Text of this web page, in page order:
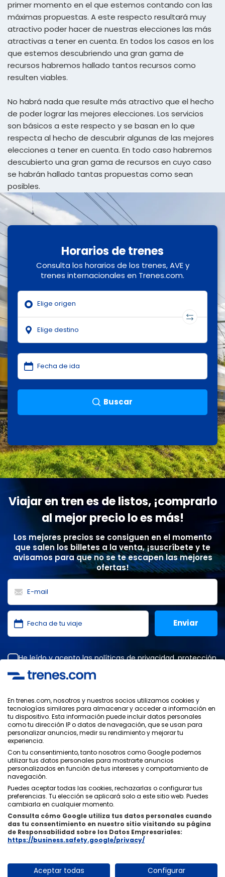
primer momento en el que estemos contando con las
máximas propuestas. A este respecto resultará muy
atractivo poder hacer de nuestras elecciones las más
atractivas a tener en cuenta. En todos los casos en los
que estemos descubriendo una gran gama de
recursos habremos hallado tantos recursos como
resulten viables.
No habrá nada que resulte más atractivo que el hecho
de poder lograr las mejores elecciones. Los servicios
son básicos a este respecto y se basan en lo que
respecta al hecho de descubrir algunas de las mejores
elecciones a tener en cuenta. En todo caso habremos
descubierto una gran gama de recursos en cuyo caso
se habrán hallado tantas propuestas como sean
posibles.
Horarios de trenes
Consulta los horarios de los trenes, AVE y
trenes internacionales en Trenes.com.
Buscar
Viajar en tren es de listos, ¡comprarlo
al mejor precio lo es más!
Los mejores precios se consiguen en el momento
que salen los billetes a la venta, ¡suscríbete y te
avisamos para que no se te escapen las mejores
ofertas!
He leído y acepto laspolíticas de privacidad,protección
SOLUTIONS.
Política de Privacidad
Condiciones Generales
Política de Seguridad
Contacto
Quiénes Somos ixigo
Copyright © Trenes.com. Todos los derechos reservados.
En trenes.com, nosotros y nuestros socios utilizamos cookies y
tecnologías similares para almacenar y acceder a información en
tu dispositivo. Esta información puede incluir datos personales
como tu dirección IP o datos de navegación, que se usan para
personalizar anuncios, medir su rendimiento y mejorar tu
experiencia.
Con tu consentimiento, tanto nosotros como Google podemos
utilizar tus datos personales para mostrarte anuncios
personalizados en función de tus intereses y comportamiento de
navegación.
Puedes aceptar todas las cookies, rechazarlas o configurar tus
preferencias. Tu elección se aplicará solo a este sitio web. Puedes
cambiarla en cualquier momento.
Consulta cómo Google utiliza tus datos personales cuando
das tu consentimiento en nuestro sitio visitando su página
de Responsabilidad sobre los Datos Empresariales:
https://business.safety.google/privacy/
Aceptar todas Configurar